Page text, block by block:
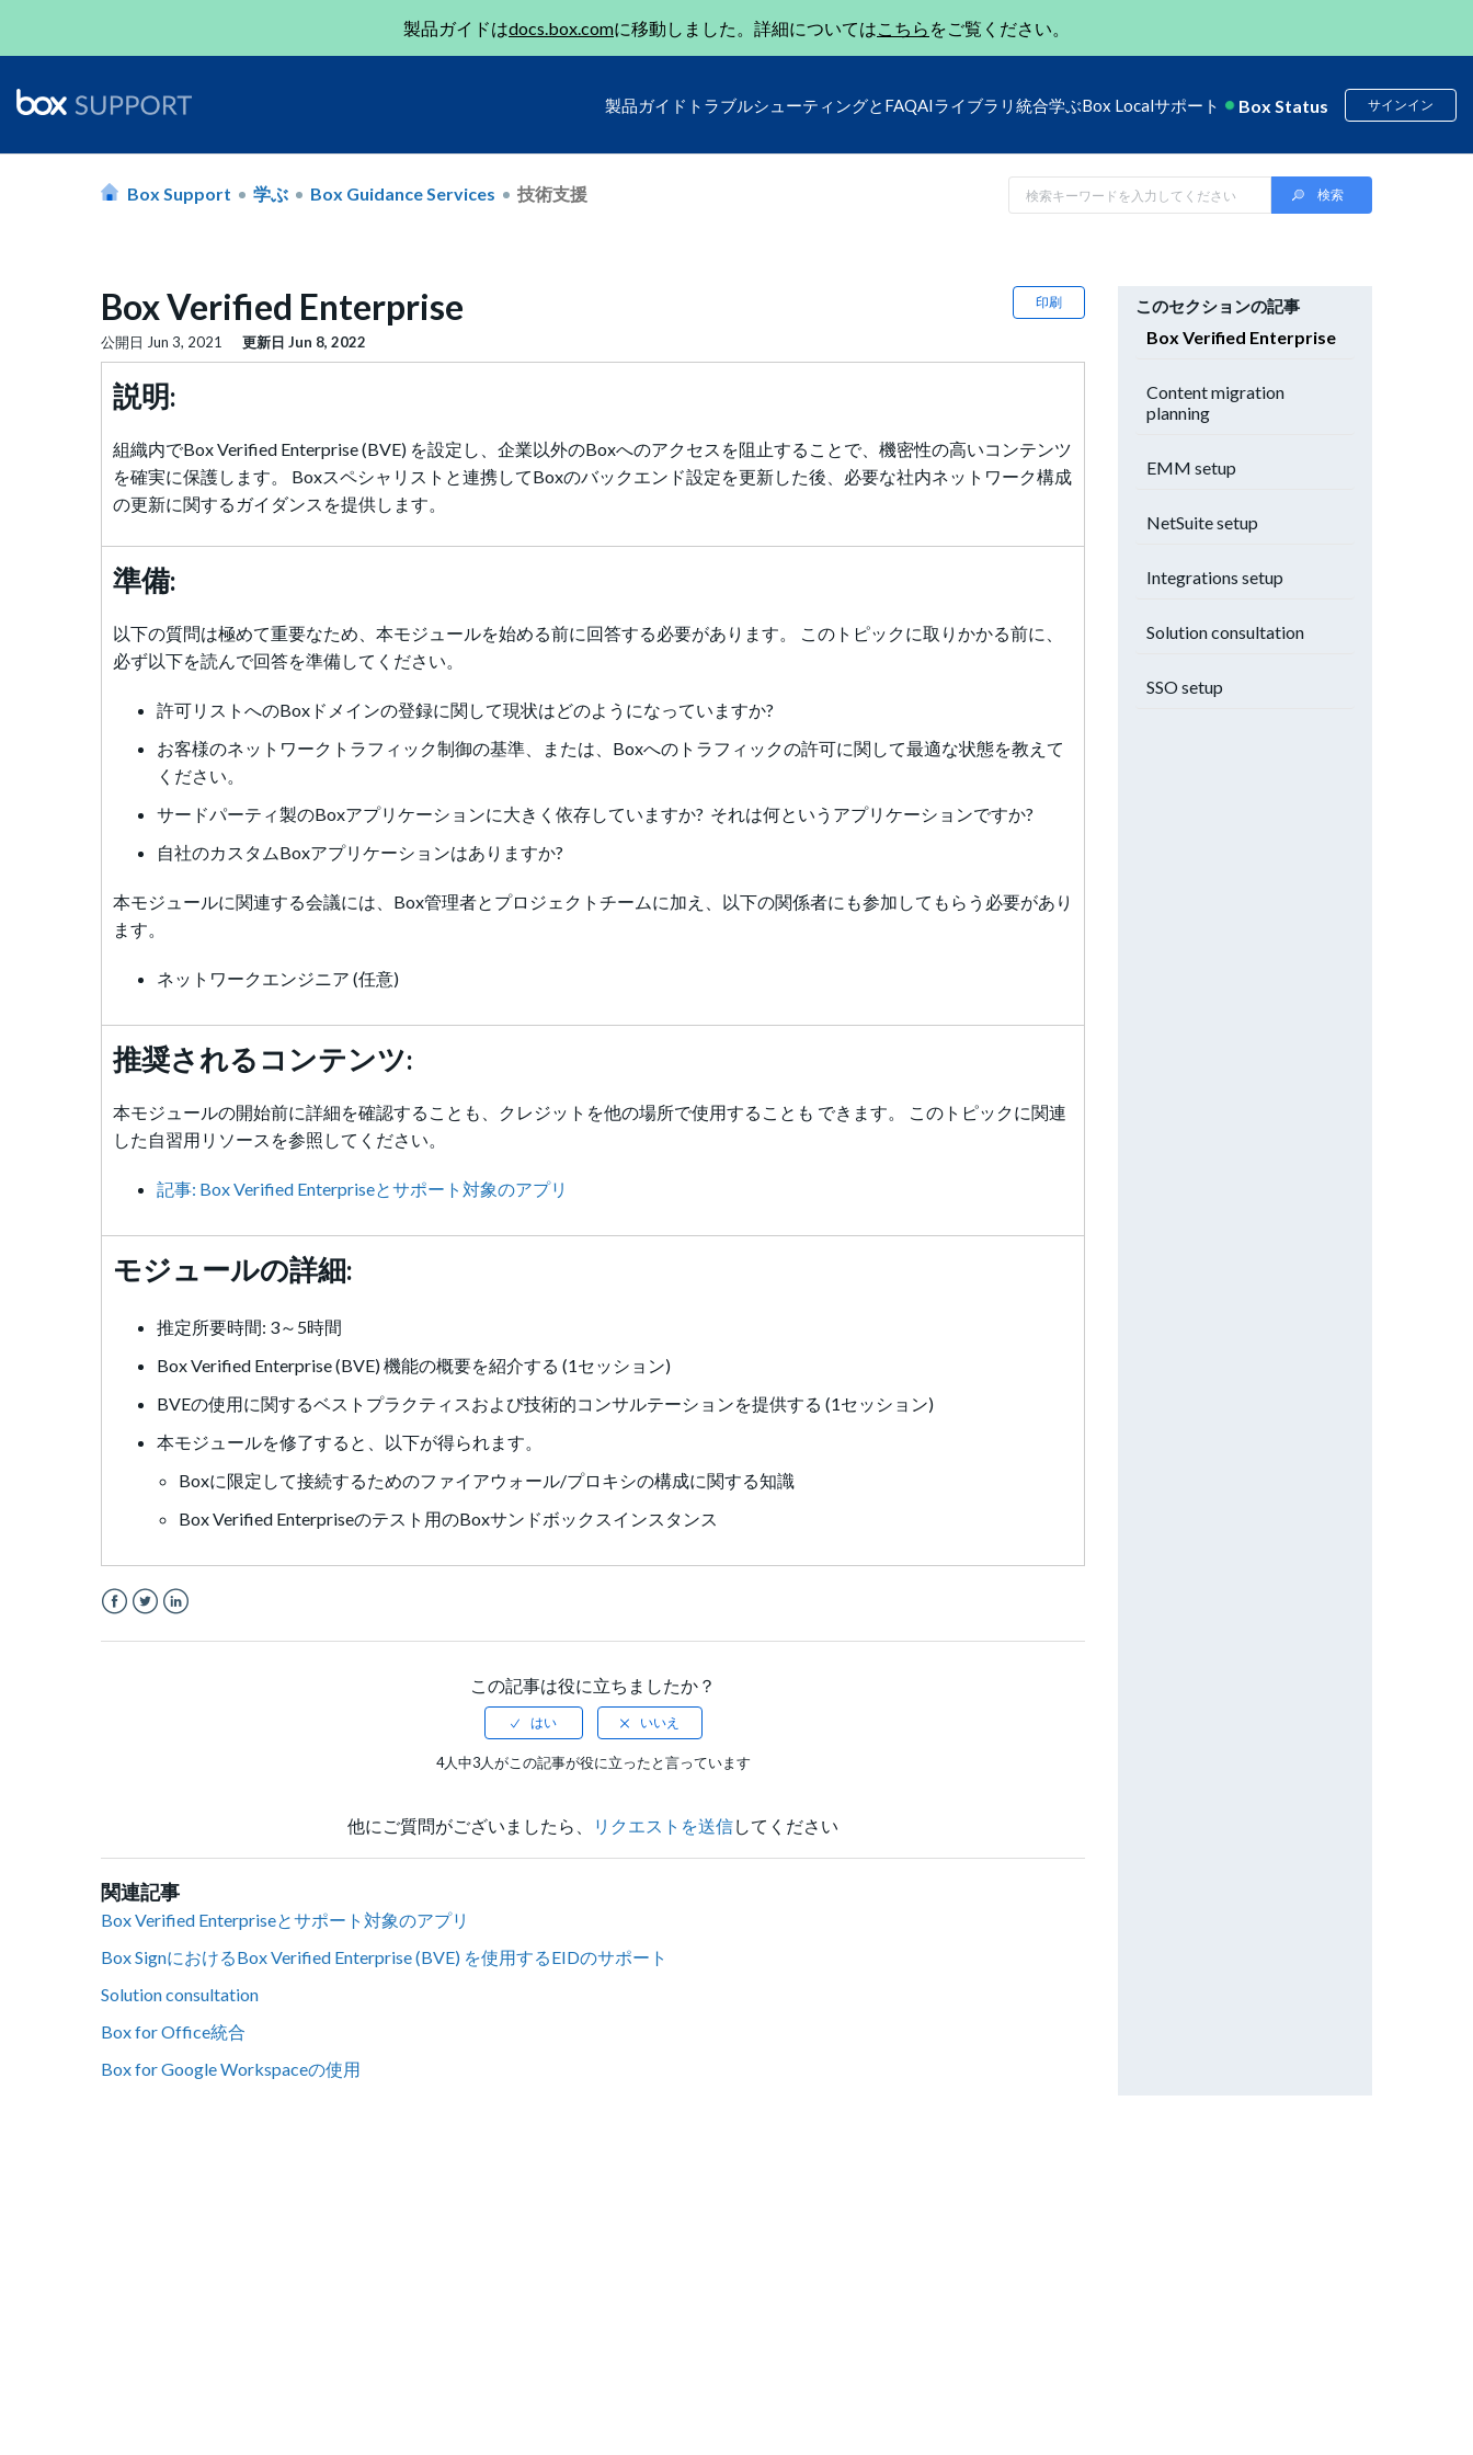
製品ガイドはdocs.box.comに移動しました。詳細についてはこちら をご覧ください。
製品ガイド トラブルシューティングとFAQAIライブラリ 統合学ぶBox Localサポート Box Status サインイン
Box Support 学ぶ Box Guidance Services 技術支援
印刷
Box Verified Enterprise
公開日 Jun 3, 2021 更新日 Jun 8, 2022
説明:
組織内でBox Verified Enterprise (BVE) を設定し、企業以外のBoxへのアクセスを阻止することで、機密性の高いコンテンツ
を確実に保護します。 Boxスペシャリストと連携してBoxのバックエンド設定を更新した後、必要な社内ネットワーク構成
の更新に関するガイダンスを提供します。
準備:
以下の質問は極めて重要なため、本モジュールを始める前に回答する必要があります。 このトピックに取りかかる前に、
必ず以下を読んで回答を準備してください。
許可リストへのBoxドメインの登録に関して現状はどのようになっていますか?
お客様のネットワークトラフィック制御の基準、または、Boxへのトラフィックの許可に関して最適な状態を教えて
ください。
サードパーティ製のBoxアプリケーションに大きく依存していますか? それは何というアプリケーションですか?
自社のカスタムBoxアプリケーションはありますか?
本モジュールに関連する会議には、Box管理者とプロジェクトチームに加え、以下の関係者にも参加してもらう必要があり
ます。
ネットワークエンジニア (任意)
推奨されるコンテンツ:
本モジュールの開始前に詳細を確認することも、クレジットを他の場所で使用することも できます。 このトピックに関連
した自習用リソースを参照してください。
記事: Box Verified Enterpriseとサポート対象のアプリ
モジュールの詳細:
推定所要時間: 3～5時間
Box Verified Enterprise (BVE) 機能の概要を紹介する (1セッション)
BVEの使用に関するベストプラクティスおよび技術的コンサルテーションを提供する (1セッション)
本モジュールを修了すると、以下が得られます。
Boxに限定して接続するためのファイアウォール/プロキシの構成に関する知識
Box Verified Enterpriseのテスト用のBoxサンドボックスインスタンス
この記事は役に立ちましたか？
4人中3人がこの記事が役に立ったと言っています
他にご質問がございましたら、 リクエストを送信してください
関連記事
Box Verified Enterpriseとサポート対象のアプリ
Box SignにおけるBox Verified Enterprise (BVE) を使用するEIDのサポート
Solution consultation
Box for Office統合
Box for Google Workspaceの使用
このセクションの記事
Box Verified Enterprise
Content migration
planning
EMM setup
NetSuite setup
Integrations setup
Solution consultation
SSO setup